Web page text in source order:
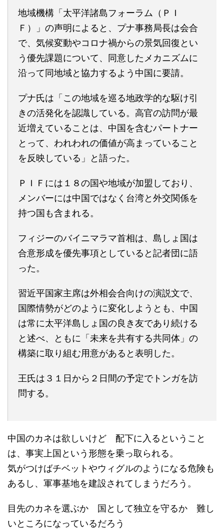
地域機構「太平洋諸島フォーラム（ＰＩ
Ｆ）」の声明によると、プナ事務局長は会合
で、気候変動やコロナ禍からの景気回復とい
う優先課題について、同意したメカニズムに
沿って同地域と協力するよう中国に要請。
プナ氏は「この地域を巡る地政学的な駆け引
きの活発化を認識している。高官の訪問が最
近増えていることは、中国を含むパートナー
とって、われわれの価値が高まっていること
を反映している」と語った。
ＰＩＦには１８の国や地域が加盟しており、
メンバーには中国ではなく台湾と外交関係を
持つ国も含まれる。
フィジーのバイニマラマ首相は、島しょ国は
合意形成を優先事項としていると記者団に語
った。
習近平国家主席は外相会合向けの演説文で、
国際情勢がどのように変化しようとも、中国
は常に太平洋島しょ国の良き友であり続ける
と述べ、ともに「未来を共有する共同体」の
構築に取り組む用意があると表明した。
王氏は３１日から２日間の予定でトンガを訪
問する。
中国のカネは欲しいけど 配下に入るということ
は、事実上国という形態を乗っ取られる。
気がつけばチベットやウィグルのようになる危険も
あるし、軍事基地を建設されてしまうだろう。
目先のカネを選ぶか 国として独立を守るか 難し
いところになっているだろう